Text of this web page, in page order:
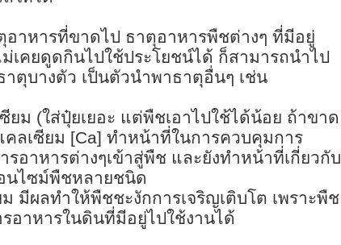
อาหารที่ขาดไป ธาตุอาหารพืชต่างๆ ที่มีอยู่
เคยดูดกินไปใช้ประโยชน์ได้ ก็สามารถนำไป
าตุบางตัว เป็นตัวนำพาธาตุอื่นๆ เช่น
ยม (ใส่ปุ๋ยเยอะ แต่พืชเอาไปใช้ได้น้อย ถ้าขาด
ลเซียม [Ca] ทำหน้าที่ในการควบคุมการ
รอาหารต่างๆเข้าสู่พืช และยังทำหน้าที่เกี่ยวกับ
นไซม์พืชหลายชนิด
มีผลทำให้พืชชะงักการเจริญเติบโต เพราะพืช
อาหารในดินที่มีอยู่ไปใช้งานได้